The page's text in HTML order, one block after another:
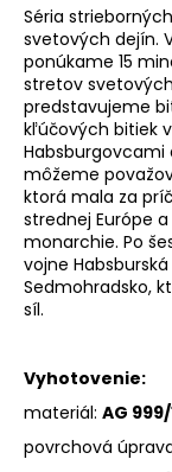
Séria
svetových dejín.
ponúkame 15
stretov
predstavujeme
kľúčových bitiek
Habsburgovcami
môžeme
ktorá mala za
strednej Európe
monarchie. Po
vojne
Sedmohradsko,
síl.
Vyhotovenie:
materiál: AG
povrchová